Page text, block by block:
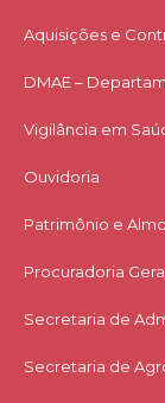
Aquisições e
DMAE –
Vigilância em
Ouvidoria
Patrimônio e
Procuradoria
Secretaria de
Secretaria de